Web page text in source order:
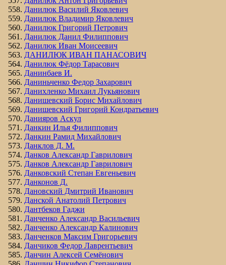
Данилюк Василий Яковлевич
Данилюк Владимир Яковлевич
Данилюк Григорий Петрович
Данилюк Данил Филиппович
Данилюк Иван Моисеевич
ДАНИЛЮК ИВАН ПАНАСОВИЧ
Данилюк Фёдор Тарасович
Данинбаев И.
Даниньченко Федор Захарович
Данихленко Михаил Лукьянович
Данишевский Борис Михайлович
Данишевский Григорий Кондратьевич
Данияров Аскул
Данкин Илья Филиппович
Данкин Рамид Михайлович
Данклов Д. М.
Данков Александр Гаврилович
Данков Александр Гаврилович
Данковский Степан Евгеньевич
Данконов Д.
Дановский Дмитрий Иванович
Данской Анатолий Петрович
Дантбеков Гаджи
Данченко Александр Васильевич
Данченко Александр Калинович
Данченков Максим Григорьевич
Данчиков Федор Лаврентьевич
Данчин Алексей Семёнович